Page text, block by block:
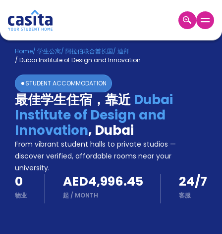
Home ZH AED
登
入
Booking
Accommodation
About
us
Blog
Refer
And
Earn
Become
A
Partner
Help
Home/ 学生公寓/ 阿拉伯联合酋长国/ 迪拜
/ Dubai Institute of Design and Innovation
STUDENT ACCOMMODATION
最佳学生住宿，靠近Dubai
Institute of Design and
Innovation, Dubai
From vibrant student halls to private studios —
discover verified, affordable rooms near your
university.
0
物业
AED4,996.45
起 / MONTH
24/7
客服